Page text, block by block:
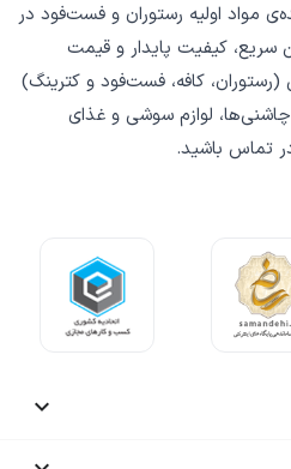
مواد اولیه رستوران و فست‌فود در
سریع، کیفیت پایدار و قیمت
کافه، فست‌فود و کترینگ)
چاشنی‌ها، لوازم سوشی و غذای
تماس باشید.
